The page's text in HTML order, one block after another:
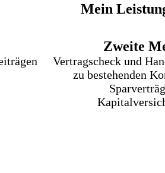
Mein
Zweite
Vertragscheck und
zu bestehenden